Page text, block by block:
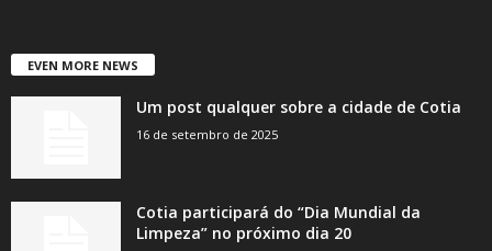
EVEN MORE NEWS
Um post qualquer sobre a cidade de Cotia
16 de setembro de 2025
Cotia participará do “Dia Mundial da
Limpeza” no próximo dia 20